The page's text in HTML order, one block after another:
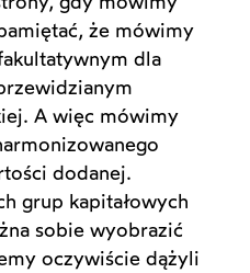
że mówimy
dla
A więc mówimy
dodanej.
grup kapitałowych
sobie wyobrazić
oczywiście dążyli